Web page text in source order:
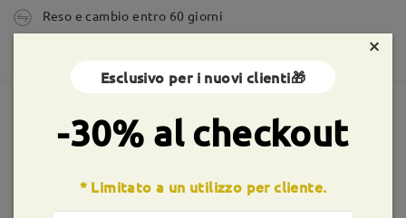
tempi di spedizione
5-7 giorni lavorativi dettagli
Spedito
9-21 giorni lavorativi dettagli
Reso e cambio entro 60 giorni
Montature simili
×
Esclusivo per i nuovi clienti🎁
-30% al checkout
* Limitato a un utilizzo per cliente.